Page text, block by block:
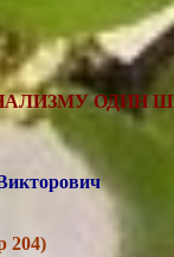
ОДИН
204)